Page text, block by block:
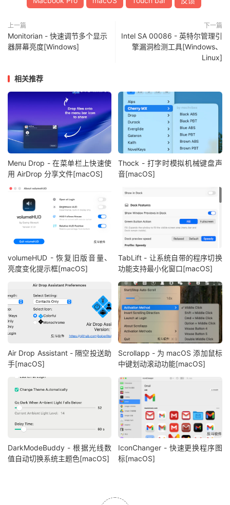
上一篇
Monitorian - 快速调节多个显示
器屏幕亮度[Windows]
下一篇
Intel SA 00086 - 英特尔管理引
擎漏洞检测工具[Windows、
Linux]
相关推荐
Menu Drop - 在菜单栏上快速使
用 AirDrop 分享文件[macOS]
Thock - 打字时模拟机械键盘声
音[macOS]
volumeHUD - 恢复旧版音量、
亮度变化提示框[macOS]
TabLift - 让系统自带的程序切换
功能支持最小化窗口[macOS]
Air Drop Assistant - 隔空投送助
手[macOS]
Scrollapp - 为 macOS 添加鼠标
中键划动滚动功能[macOS]
DarkModeBuddy - 根据光线数
值自动切换系统主题色[macOS]
IconChanger - 快速更换程序图
标[macOS]